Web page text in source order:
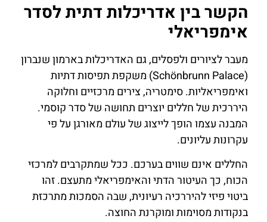
הקשר בין אדריכלות דתית לסדר
אימפריאלי
מעבר לציורים ולפסלים, גם האדריכלות בארמון שנברון
(Schönbrunn Palace) משקפת תפיסות דתיות
ואימפריאליות. סימטריה, צירים מרכזיים וחלוקה
היררכית של חללים יוצרים תחושה של סדר קוסמי.
המבנה עצמו הופך לייצוג של עולם מאורגן על פי
עקרונות עליונים.
החללים אינם שווים בערכם. ככל שמתקרבים למרכזי
הכוח, כך העיטור הדתי והאימפריאלי מתעצם. זהו
ביטוי פיזי להיררכיה רעיונית, שבה הסמכות מתרכזת
בנקודות מסוימות ומוקרנת החוצה.